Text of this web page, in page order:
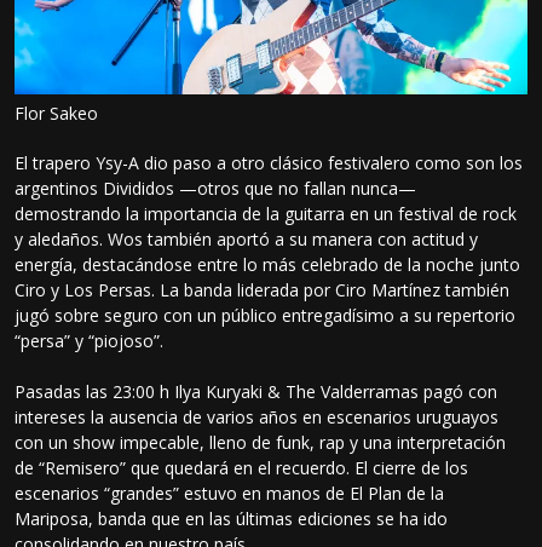
Flor Sakeo
El trapero Ysy-A dio paso a otro clásico festivalero como son los
argentinos Divididos —otros que no fallan nunca—
demostrando la importancia de la guitarra en un festival de rock
y aledaños. Wos también aportó a su manera con actitud y
energía, destacándose entre lo más celebrado de la noche junto
Ciro y Los Persas. La banda liderada por Ciro Martínez también
jugó sobre seguro con un público entregadísimo a su repertorio
“persa” y “piojoso”.
Pasadas las 23:00 h Ilya Kuryaki & The Valderramas pagó con
intereses la ausencia de varios años en escenarios uruguayos
con un show impecable, lleno de funk, rap y una interpretación
de “Remisero” que quedará en el recuerdo. El cierre de los
escenarios “grandes” estuvo en manos de El Plan de la
Mariposa, banda que en las últimas ediciones se ha ido